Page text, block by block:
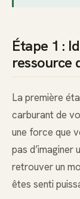
Étape 1 :
ressource
La première
carburant de
une force que
pas
retrouver un
êtes senti